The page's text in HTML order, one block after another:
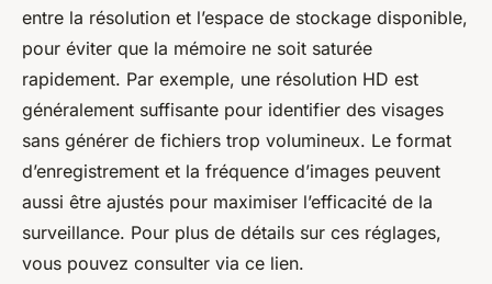
entre la résolution et l’espace de stockage disponible,
pour éviter que la mémoire ne soit saturée
rapidement. Par exemple, une résolution HD est
généralement suffisante pour identifier des visages
sans générer de fichiers trop volumineux. Le format
d’enregistrement et la fréquence d’images peuvent
aussi être ajustés pour maximiser l’efficacité de la
surveillance. Pour plus de détails sur ces réglages,
vous pouvez consulter via ce lien.